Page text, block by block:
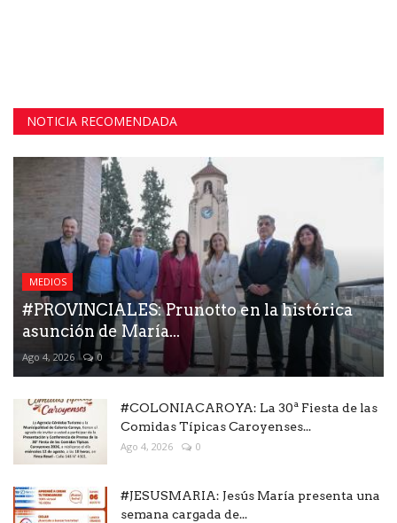
NOTICIA RECOMENDADA
MEDIOS
#PROVINCIALES: Prunotto en la histórica
asunción de María...
Ago 4, 2026 0
#COLONIACAROYA: La 30ª Fiesta de las
Comidas Típicas Caroyenses...
Ago 4, 2026 0
#JESUSMARIA: Jesús María presenta una
semana cargada de...